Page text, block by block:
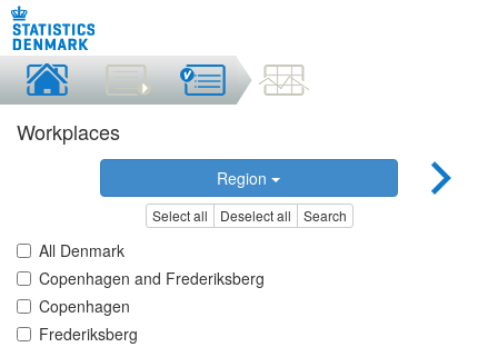
Workplaces
Region
Select all Deselect all Search
All Denmark
Copenhagen and Frederiksberg
Copenhagen
Frederiksberg